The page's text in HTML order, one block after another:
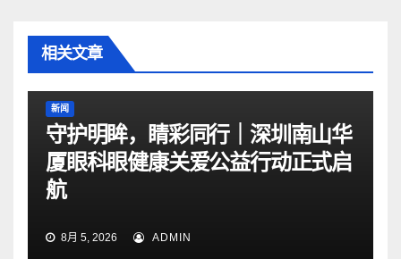
相关文章
新闻
守护明眸，睛彩同行｜深圳南山华
厦眼科眼健康关爱公益行动正式启
航
8月 5, 2026 ADMIN